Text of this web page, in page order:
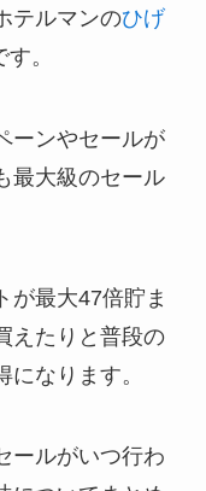
テルマンのひげ
す。
ーンやセールが
最大級のセール
が最大47倍貯ま
えたりと普段の
なります。
ールがいつ行わ